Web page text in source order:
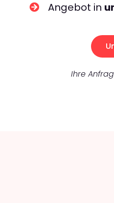
Angebot in
Ihre